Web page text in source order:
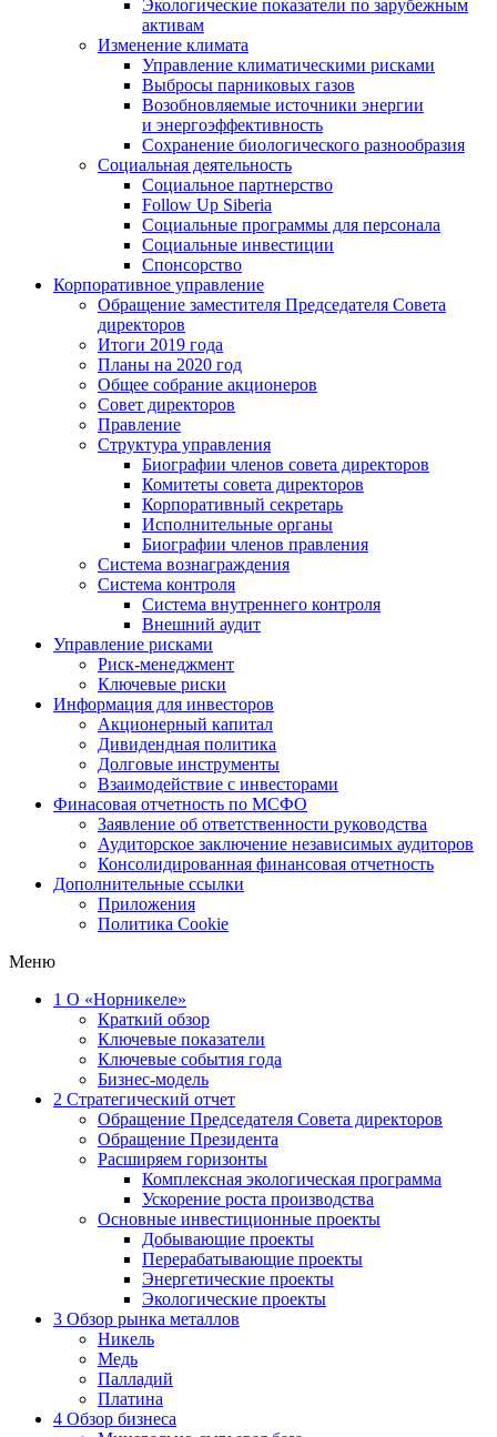
Экологические показатели по зарубежным
активам
Изменение климата
Управление климатическими рисками
Выбросы парниковых газов
Возобновляемые источники энергии
и энергоэффективность
Сохранение биологического разнообразия
Социальная деятельность
Социальное партнерство
Follow Up Siberia
Социальные программы для персонала
Социальные инвестиции
Спонсорство
Корпоративное управление
Обращение заместителя Председателя Совета
директоров
Итоги 2019 года
Планы на 2020 год
Общее собрание акционеров
Совет директоров
Правление
Структура управления
Биографии членов совета директоров
Комитеты совета директоров
Корпоративный секретарь
Исполнительные органы
Биографии членов правления
Система вознаграждения
Система контроля
Система внутреннего контроля
Внешний аудит
Управление рисками
Риск-менеджмент
Ключевые риски
Информация для инвесторов
Акционерный капитал
Дивидендная политика
Долговые инструменты
Взаимодействие с инвеcторами
Финасовая отчетность по МСФО
Заявление об ответственности руководства
Аудиторское заключение независимых аудиторов
Консолидированная финансовая отчетность
Дополнительные ссылки
Приложения
Политика Cookie
Меню
1 О «Норникеле»
Краткий обзор
Ключевые показатели
Ключевые события года
Бизнес-модель
2 Стратегический отчет
Обращение Председателя Совета директоров
Обращение Президента
Расширяем горизонты
Комплексная экологическая программа
Ускорение роста производства
Основные инвестиционные проекты
Добывающие проекты
Перерабатывающие проекты
Энергетические проекты
Экологические проекты
3 Обзор рынка металлов
Никель
Медь
Палладий
Платина
4 Обзор бизнеса